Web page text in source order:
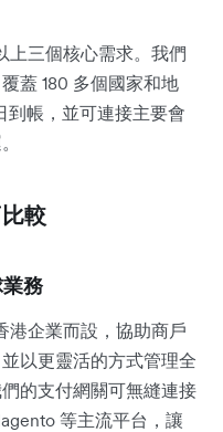
上三個核心需求。我們
蓋 180 多個國家和地
到帳，並可連接主要會
較
務
港企業而設，協助商戶
以更靈活的方式管理全
的支付網關可無縫連接
等主流平台，讓